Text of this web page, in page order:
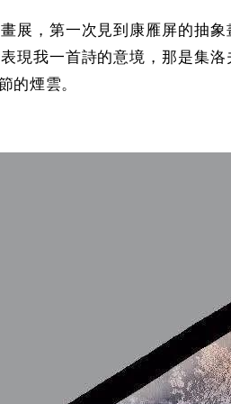
展，第一次見到康雁屏的抽
現我一首詩的意境，那是集
的煙雲。